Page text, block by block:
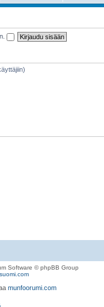
Software © phpBB Group
munfoorumi.com